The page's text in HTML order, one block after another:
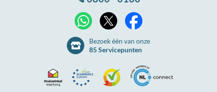
WhatsApp
Bezoek één van onze
85 Servicepunten